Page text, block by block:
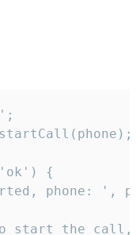
'ok') {
phone: ',
start the